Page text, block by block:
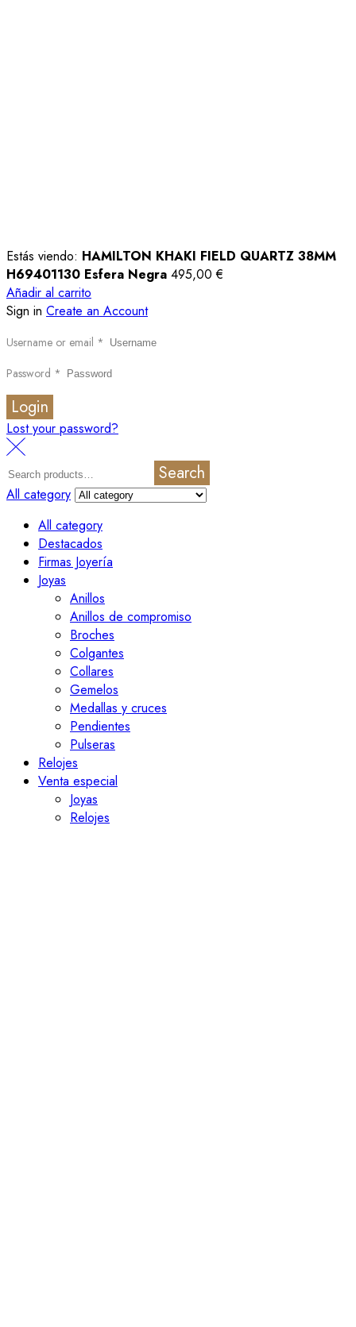
Estás viendo: HAMILTON KHAKI FIELD QUARTZ 38MM
H69401130 Esfera Negra 495,00€
Añadir al carrito
Sign in Create an Account
Username or email *
Password *
Login
Lost your password?
Search
All category
All category
Destacados
Firmas Joyería
Joyas
Anillos
Anillos de compromiso
Broches
Colgantes
Collares
Gemelos
Medallas y cruces
Pendientes
Pulseras
Relojes
Venta especial
Joyas
Relojes